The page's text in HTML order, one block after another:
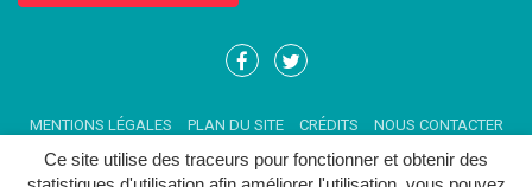
Ce site utilise des traceurs pour fonctionner et obtenir des
Lien
compte
Facebook
Lien
compte
Twitter
MENTIONS LÉGALES PLAN DU SITE CRÉDITS NOUS CONTACTER